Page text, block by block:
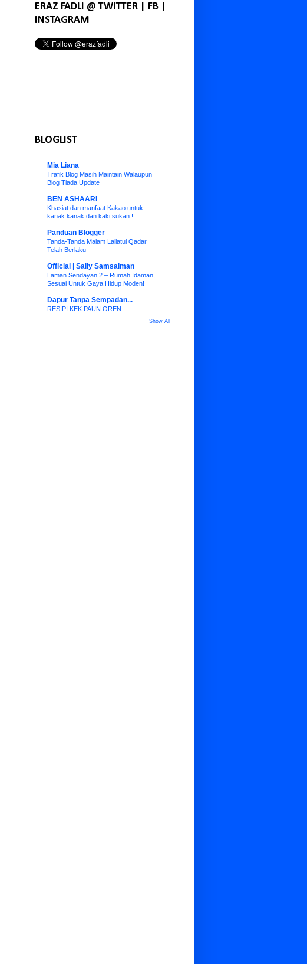
ERAZ FADLI @ TWITTER | FB |
INSTAGRAM
BLOGLIST
Mia Liana
Trafik Blog Masih Maintain Walaupun
Blog Tiada Update
BEN ASHAARI
Khasiat dan manfaat Kakao untuk
kanak kanak dan kaki sukan !
Panduan Blogger
Tanda-Tanda Malam Lailatul Qadar
Telah Berlaku
Official | Sally Samsaiman
Laman Sendayan 2 – Rumah Idaman,
Sesuai Untuk Gaya Hidup Moden!
Dapur Tanpa Sempadan...
RESIPI KEK PAUN OREN
Show All